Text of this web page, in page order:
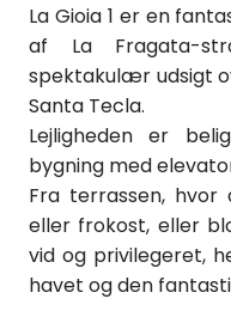
La Gioia 1 er en
af La Fragata-
spektakulær udsigt
Santa Tecla.
Lejligheden er
bygning med
Fra terrassen,
eller frokost, eller
vid og privilegeret,
havet og den